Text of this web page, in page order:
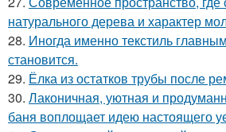
натурального дерева и характер
28. Иногда именно текстиль
становится.
29. Ёлка из остатков трубы после
30. Лаконичная, уютная и
баня воплощает идею настоящего